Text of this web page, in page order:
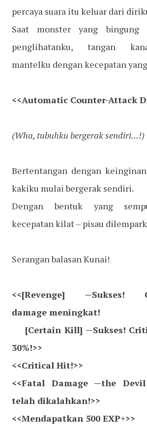
percaya suara itu keluar dari
Saat monster yang
penglihatanku, tangan
mantelku dengan kecepatan
<<Automatic Counter-Attack
(Wha, tubuhku bergerak sendiri...!)
Bertentangan dengan
kakiku mulai bergerak sendiri.
Dengan bentuk yang
kecepatan kilat – pisau
Serangan balasan Kunai!
<<[Revenge] —Sukses!
damage meningkat!
[Certain Kill] —Sukses!
30%!>>
<<Critical Hit!>>
<<Fatal Damage —the
telah dikalahkan!>>
<<Mendapatkan 500 EXP+>>